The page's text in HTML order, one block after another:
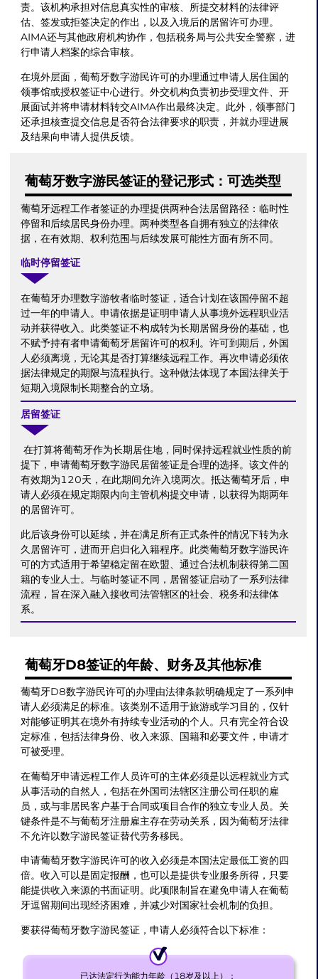
责。该机构承担对信息真实性的审核、所提交材料的法律评
估、签发或拒签决定的作出，以及入境后的居留许可办理。
AIMA还与其他政府机构协作，包括税务局与公共安全警察，进
行申请人档案的综合审核。
在境外层面，葡萄牙数字游民许可的办理通过申请人居住国的
领事馆或授权签证中心进行。外交机构负责初步受理文件、开
展面试并将申请材料转交AIMA作出最终决定。此外，领事部门
还承担核查提交信息是否符合法律要求的职责，并就办理进展
及结果向申请人提供反馈。
葡萄牙数字游民签证的登记形式：可选类型
葡萄牙远程工作者签证的办理提供两种合法居留路径：临时性
停留和后续居民身份办理。两种类型各自拥有独立的法律依
据，在有效期、权利范围与后续发展可能性方面有所不同。
临时停留签证
在葡萄牙办理数字游牧者临时签证，适合计划在该国停留不超
过一年的申请人。申请依据是证明申请人从事境外远程职业活
动并获得收入。此类签证不构成转为长期居留身份的基础，也
不赋予持有者申请葡萄牙居留许可的权利。许可到期后，外国
人必须离境，无论其是否打算继续远程工作。再次申请必须依
据法律规定的期限与流程执行。这种做法体现了本国法律关于
短期入境限制长期整合的立场。
居留签证
在打算将葡萄牙作为长期居住地，同时保持远程就业性质的前
提下，申请葡萄牙数字游民居留签证是合理的选择。该文件的
有效期为120天，在此期间允许入境两次。抵达葡萄牙后，申
请人必须在规定期限内向主管机构提交申请，以获得为期两年
的居留许可。
此后该身份可以延续，并在满足所有正式条件的情况下转为永
久居留许可，进而开启归化入籍程序。此类葡萄牙数字游民许
可的方式适用于希望稳定留在欧盟、通过合法机制获得第二国
籍的专业人士。与临时签证不同，居留签证启动了一系列法律
流程，旨在深入融入接收司法管辖区的社会、税务和法律体
系。
葡萄牙D8签证的年龄、财务及其他标准
葡萄牙D8数字游民许可的办理由法律条款明确规定了一系列申
请人必须满足的标准。该类别不适用于旅游或学习目的，仅针
对能够证明其在境外有持续专业活动的个人。只有完全符合设
定标准，包括法律身份、收入来源、国籍和必要文件，申请才
可被受理。
在葡萄牙申请远程工作人员许可的主体必须是以远程就业方式
从事活动的自然人，包括在外国司法辖区注册公司任职的雇
员，或与非居民客户基于合同或项目合作的独立专业人员。关
键条件是不与葡萄牙注册雇主存在劳动关系，因为葡萄牙法律
不允许以数字游民签证替代劳务移民。
申请葡萄牙数字游民许可的收入必须是本国法定最低工资的四
倍。收入可以是固定报酬，也可以是提供专业服务所得，只要
能提供收入来源的书面证明。此项限制旨在避免申请人在葡萄
牙逗留期间出现经济困难，并减少对国家社会机制的负担。
要获得葡萄牙数字游民签证，申请人必须符合以下标准：
已达法定行为能力年龄（18岁及以上）；